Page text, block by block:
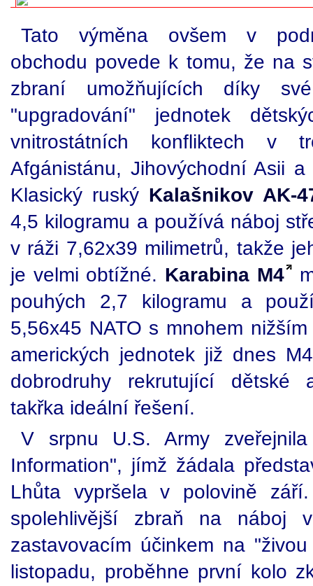
Tato výměna ovšem v
obchodu povede k tomu, že na
zbraní umožňujících díky
"upgradování" jednotek
vnitrostátních konfliktech v
Afgánistánu, Jihovýchodní Asii
Klasický ruský Kalašnikov AK-
4,5 kilogramu a používá náboj
v ráži 7,62x39 milimetrů, takže
je velmi obtížné. Karabina M4
pouhých 2,7 kilogramu a
5,56x45 NATO s mnohem
amerických jednotek již dnes
dobrodruhy rekrutující dětské
takřka ideální řešení.
V srpnu U.S. Army
Information", jímž žádala
Lhůta vypršela v polovině
spolehlivější zbraň na náboj
zastavovacím účinkem na
listopadu, proběhne první kolo